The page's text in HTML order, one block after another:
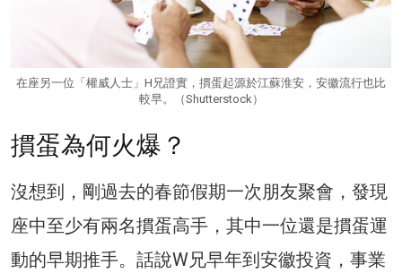
在座另一位「權威人士」H兄證實，摜蛋起源於江蘇淮安，安徽流行也比
較早。（Shutterstock）
摜蛋為何火爆？
沒想到，剛過去的春節假期一次朋友聚會，發現
座中至少有兩名摜蛋高手，其中一位還是摜蛋運
動的早期推手。話說W兄早年到安徽投資，事業